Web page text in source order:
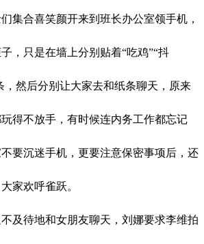
集合喜笑颜开来到班长办公室领手机，
，只是在墙上分别贴着“吃鸡”“抖
，然后分别让大家去和纸条聊天，原来
得不放手，有时候连内务工作都忘记
要沉迷手机，更要注意保密事项后，还
家欢呼雀跃。
及待地和女朋友聊天，刘娜要求李维拍